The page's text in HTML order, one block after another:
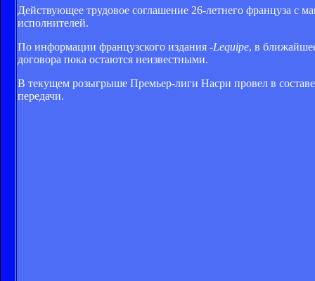
Действующее трудовое соглашение 26-летнего француза с
исполнителей.
По информации французского издания -Lequipe, в
договора пока остаются неизвестными.
В текущем розыгрыше Премьер-лиги Насри провел в
передачи.